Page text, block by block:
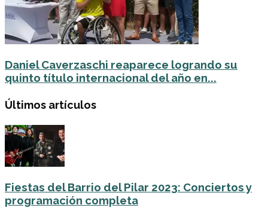
Daniel Caverzaschi reaparece logrando su
quinto título internacional del año en...
Últimos artículos
Fiestas del Barrio del Pilar 2023: Conciertos y
programación completa